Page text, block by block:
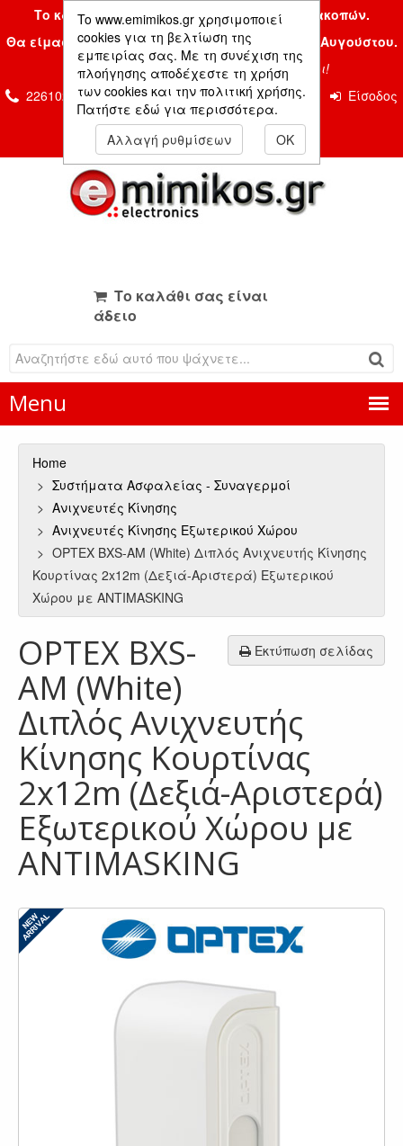
To www.emimikos.gr χρησιμοποιεί
cookies για τη βελτίωση της
εμπειρίας σας. Με τη συνέχιση της
πλοήγησης αποδέχεστε τη χρήση
των cookies και την πολιτική χρήσης.
Πατήστε εδώ για περισσότερα.
Αλλαγή ρυθμίσεων
OK
Το κατάστημα μας είναι κλειστό λόγω διακοπών.
Θα είμαστε και πάλι μαζί σας την Δευτέρα 24 Αυγούστου.
Σας ευχόμαστε ένα όμορφο καλοκαίρι!
2261026435 & 2261081666
Επικοινωνία
Είσοδος
Μέλους
Το καλάθι σας είναι
άδειο
Menu
Home
Συστήματα Ασφαλείας - Συναγερμοί
Ανιχνευτές Κίνησης
Ανιχνευτές Κίνησης Εξωτερικού Χώρου
OPTEX BXS-AM (White) Διπλός Ανιχνευτής Κίνησης
Κουρτίνας 2x12m (Δεξιά-Αριστερά) Εξωτερικού
Χώρου με ANTIMASKING
Εκτύπωση σελίδας
OPTEX BXS-
AM (White)
Διπλός Ανιχνευτής
Κίνησης Κουρτίνας
2x12m (Δεξιά-Αριστερά)
Εξωτερικού Χώρου με
ANTIMASKING